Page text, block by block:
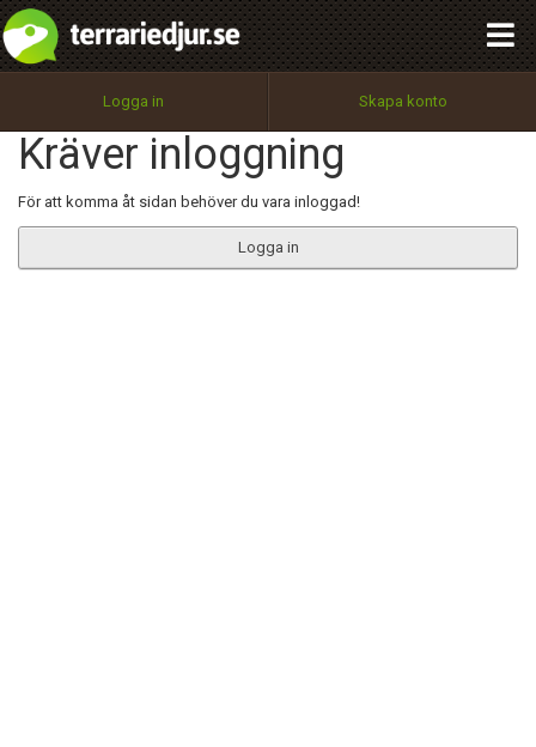
Logga in Skapa konto
Kräver inloggning
För att komma åt sidan behöver du vara inloggad!
Logga in
Utför
100%
OK
integritetspolicy
Namn:
Epost:
Begär nytt lösenord
Tillbaka till förstasidan